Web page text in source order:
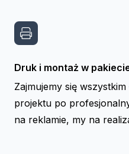
Druk i montaż w
Zajmujemy się
projektu po
na reklamie, my na